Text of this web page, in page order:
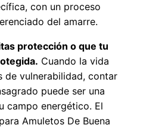
con un proceso
del amarre.
protección o que tu
Cuando la vida
de vulnerabilidad, contar
puede ser una
campo energético. El
Amuletos De Buena